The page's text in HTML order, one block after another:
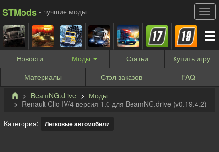
STMods - лучшие моды
Новости Моды Статьи Купить игру
Материалы
Стол заказов
FAQ
BeamNG.drive
Моды
Renault Clio IV/4 версия 1.0 для BeamNG.drive (v0.19.4.2)
Категория: Легковые автомобили